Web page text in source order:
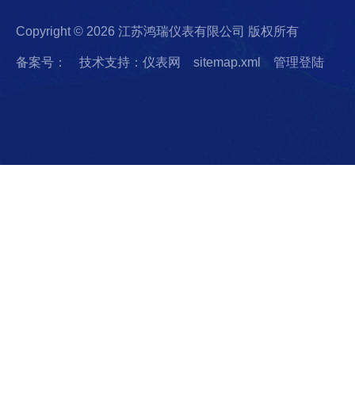
Copyright © 2026 江苏鸿瑞仪表有限公司 版权所有
备案号： 技术支持：仪表网 sitemap.xml 管理登陆